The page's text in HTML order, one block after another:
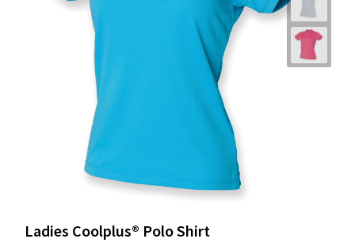
Ladies Coolplus® Polo Shirt